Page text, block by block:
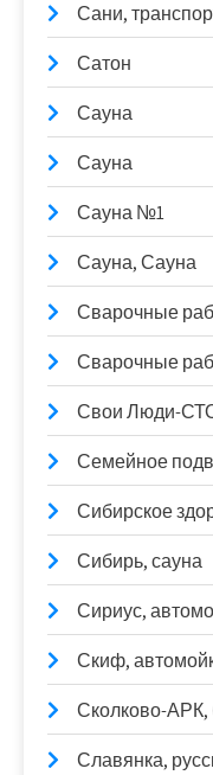
Сани,
Сатон
Сауна
Сауна
Сауна №1
Сауна, Сауна
Сварочные
Сварочные
Свои Люди-
Семейное
Сибирское
Сибирь, сауна
Сириус,
Скиф,
Сколково-АРК,
Славянка,